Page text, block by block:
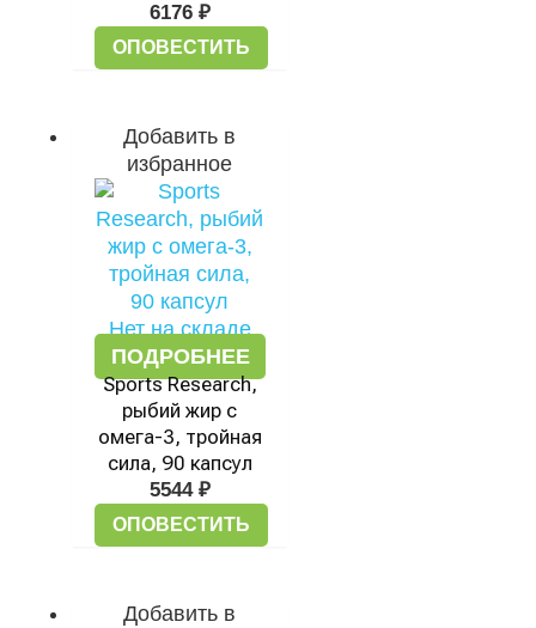
6176 ₽
ОПОВЕСТИТЬ
Добавить в
избранное
Нет на складе
ПОДРОБНЕЕ
Sports Research,
рыбий жир с
омега-3, тройная
сила, 90 капсул
5544 ₽
ОПОВЕСТИТЬ
Добавить в